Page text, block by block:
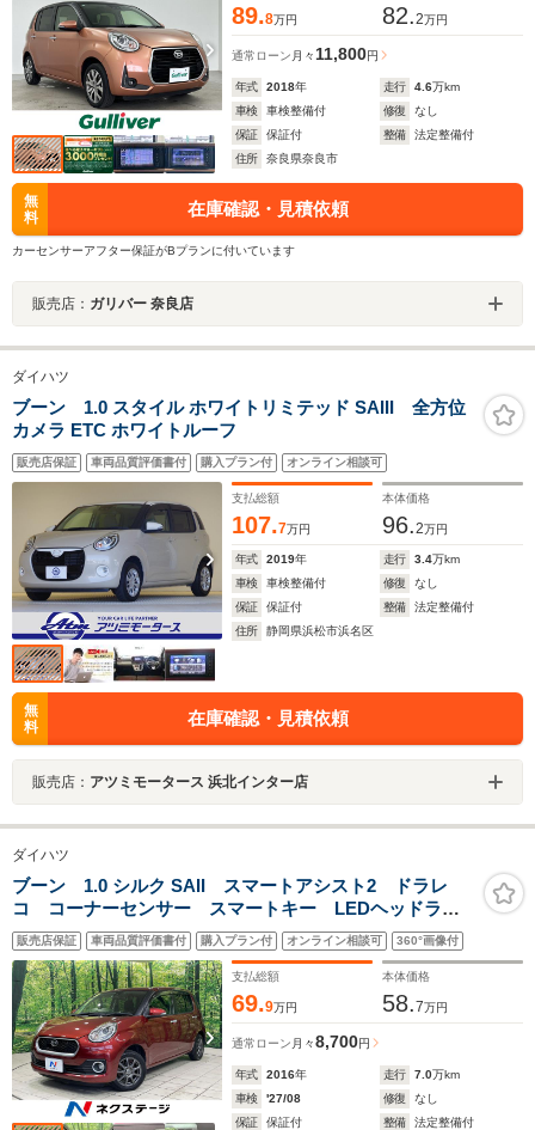
89.8万円 82.2万円
通常ローン 月々 11,800円
年式 2018年 走行 4.6万km
車検
車検整備付 修復
なし
保証
保証付 整備
法定整備付
住所
奈良県奈良市
無
料
在庫確認・見積依頼
カーセンサーアフター保証がBプランに付いています
販売店： ガリバー 奈良店
ダイハツ
ブーン 1.0 スタイル ホワイトリミテッド SAIII 全方位
カメラ ETC ホワイトルーフ
販売店保証 車両品質評価書付 購入プラン付 オンライン相談可
支払総額
107.7万円
本体価格
96.2万円
年式 2019年 走行 3.4万km
車検
車検整備付 修復
なし
保証
保証付 整備
法定整備付
住所
静岡県浜松市浜名区
無
料
在庫確認・見積依頼
販売店： アツミモータース 浜北インター店
ダイハツ
ブーン 1.0 シルク SAII スマートアシスト2 ドラレ
コ コーナーセンサー スマートキー LEDヘッドライ
ト 2トーンカラー オートエアコン CD LEDフロン
トフォグ
販売店保証 車両品質評価書付 購入プラン付 オンライン相談可 360°画像付
支払総額
69.9万円
本体価格
58.7万円
通常ローン 月々8,700円
年式 2016年 走行 7.0万km
車検
'27/08 修復
なし
保証
保証付 整備
法定整備付